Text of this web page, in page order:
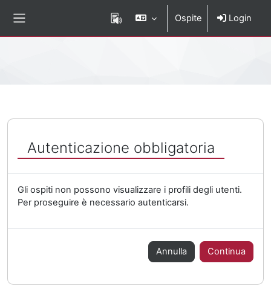
Ospite Login
Autenticazione obbligatoria
Gli ospiti non possono visualizzare i profili degli utenti.
Per proseguire è necessario autenticarsi.
Annulla Continua